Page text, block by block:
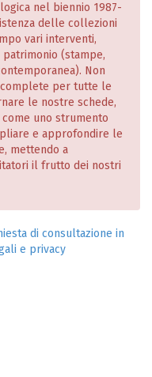
nel biennio 1987-
delle collezioni
vari interventi,
(stampe,
Non
complete per tutte le
le nostre schede,
come uno strumento
e approfondire le
mettendo a
il frutto dei nostri
di consultazione in
e privacy